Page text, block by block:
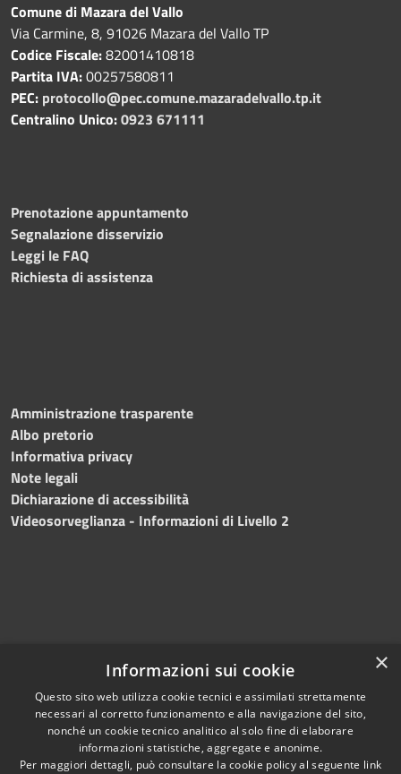
Comune di Mazara del Vallo
Via Carmine, 8, 91026 Mazara del Vallo TP
Codice Fiscale:82001410818
Partita IVA:00257580811
PEC: protocollo@pec.comune.mazaradelvallo.tp.it
Centralino Unico:0923 671111
Prenotazione appuntamento
Segnalazione disservizio
Leggi le FAQ
Richiesta di assistenza
Amministrazione trasparente
Albo pretorio
Informativa privacy
Note legali
Dichiarazione di accessibilità
Videosorveglianza - Informazioni di Livello 2
Accessibilità
Copyright © 2024 •
Comune di Mazara del
×
Informazioni sui cookie
Questo sito web utilizza cookie tecnici e assimilati strettamente
necessari al corretto funzionamento e alla navigazione del sito,
nonché un cookie tecnico analitico al solo fine di elaborare
informazioni statistiche, aggregate e anonime.
Per maggiori dettagli, può consultare la cookie policy al seguente link